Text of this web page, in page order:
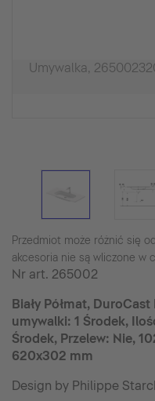
Umywalka,
Przedmiot może różnić się
akcesoria nie są wliczone w
Nr art. 265002
Biały Półmat,
umywalki: 1 Środek,
Środek, Przelew: Nie,
620x302 mm
Design by Philippe